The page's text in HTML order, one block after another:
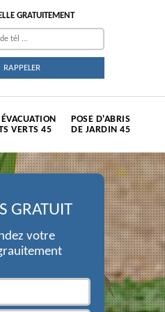
GRATUITEMENT
VERTS 45
POSE D'ABRIS
DE JARDIN 45
GRATUIT
votre